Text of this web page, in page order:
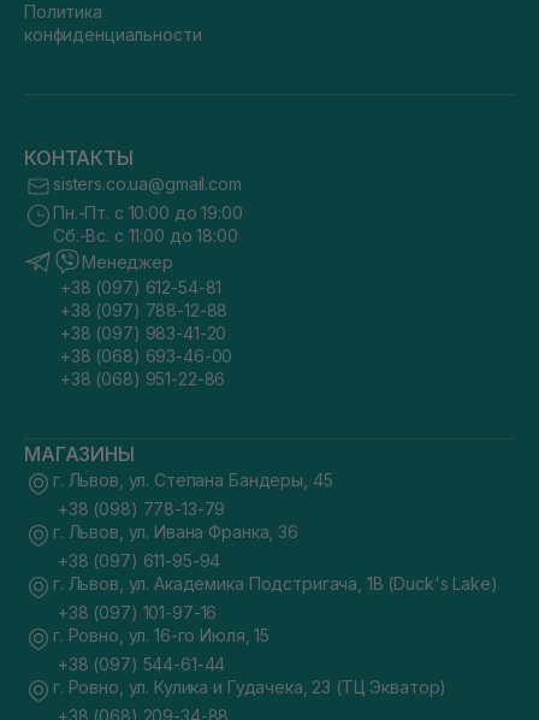
Политика
конфиденциальности
КОНТАКТЫ
sisters.co.ua@gmail.com
Пн.-Пт. с 10:00 до 19:00
Сб.-Вс. с 11:00 до 18:00
Менеджер
+38 (097) 612-54-81
+38 (097) 788-12-88
+38 (097) 983-41-20
+38 (068) 693-46-00
+38 (068) 951-22-86
МАГАЗИНЫ
г. Львов, ул. Степана Бандеры, 45
+38 (098) 778-13-79
г. Львов, ул. Ивана Франка, 36
+38 (097) 611-95-94
г. Львов, ул. Академика Подстригача, 1В (Duck's Lake)
+38 (097) 101-97-16
г. Ровно, ул. 16-го Июля, 15
+38 (097) 544-61-44
г. Ровно, ул. Кулика и Гудачека, 23 (ТЦ Экватор)
+38 (068) 209-34-88